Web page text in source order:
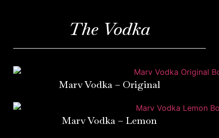
The Vodka
Marv Vodka – Original
Marv Vodka – Lemon